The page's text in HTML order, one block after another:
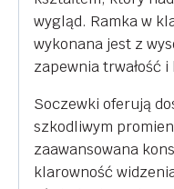
wygląd. Ramka w
wykonana jest z
zapewnia trwałość
Soczewki oferują
szkodliwym
zaawansowana
klarowność